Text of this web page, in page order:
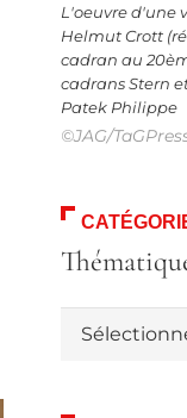
L'oeuvre d'une
Helmut Crott
cadran au
cadrans Stern
Patek Philippe
©JAG/